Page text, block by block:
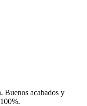
Buenos acabados y